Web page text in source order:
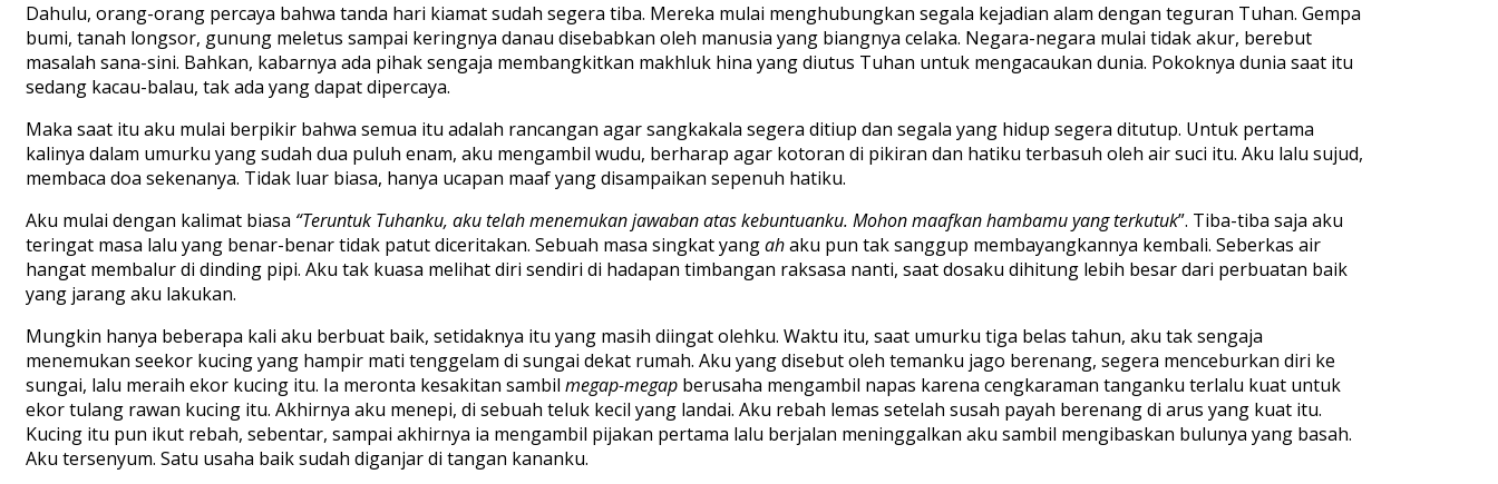
Dahulu, orang-orang percaya bahwa tanda hari kiamat sudah segera tiba. Mereka mulai menghubungkan segala kejadian alam dengan teguran Tuhan. Gempa
bumi, tanah longsor, gunung meletus sampai keringnya danau disebabkan oleh manusia yang biangnya celaka. Negara-negara mulai tidak akur, berebut
masalah sana-sini. Bahkan, kabarnya ada pihak sengaja membangkitkan makhluk hina yang diutus Tuhan untuk mengacaukan dunia. Pokoknya dunia saat itu
sedang kacau-balau, tak ada yang dapat dipercaya.
Maka saat itu aku mulai berpikir bahwa semua itu adalah rancangan agar sangkakala segera ditiup dan segala yang hidup segera ditutup. Untuk pertama
kalinya dalam umurku yang sudah dua puluh enam, aku mengambil wudu, berharap agar kotoran di pikiran dan hatiku terbasuh oleh air suci itu. Aku lalu sujud,
membaca doa sekenanya. Tidak luar biasa, hanya ucapan maaf yang disampaikan sepenuh hatiku.
Aku mulai dengan kalimat biasa “Teruntuk Tuhanku, aku telah menemukan jawaban atas kebuntuanku. Mohon maafkan hambamu yang terkutuk”. Tiba-tiba saja aku
teringat masa lalu yang benar-benar tidak patut diceritakan. Sebuah masa singkat yangahaku pun tak sanggup membayangkannya kembali. Seberkas air
hangat membalur di dinding pipi. Aku tak kuasa melihat diri sendiri di hadapan timbangan raksasa nanti, saat dosaku dihitung lebih besar dari perbuatan baik
yang jarang aku lakukan.
Mungkin hanya beberapa kali aku berbuat baik, setidaknya itu yang masih diingat olehku. Waktu itu, saat umurku tiga belas tahun, aku tak sengaja
menemukan seekor kucing yang hampir mati tenggelam di sungai dekat rumah. Aku yang disebut oleh temanku jago berenang, segera menceburkan diri ke
sungai, lalu meraih ekor kucing itu. Ia meronta kesakitan sambil megap-megap berusaha mengambil napas karena cengkaraman tanganku terlalu kuat untuk
ekor tulang rawan kucing itu. Akhirnya aku menepi, di sebuah teluk kecil yang landai. Aku rebah lemas setelah susah payah berenang di arus yang kuat itu.
Kucing itu pun ikut rebah, sebentar, sampai akhirnya ia mengambil pijakan pertama lalu berjalan meninggalkan aku sambil mengibaskan bulunya yang basah.
Aku tersenyum. Satu usaha baik sudah diganjar di tangan kananku.